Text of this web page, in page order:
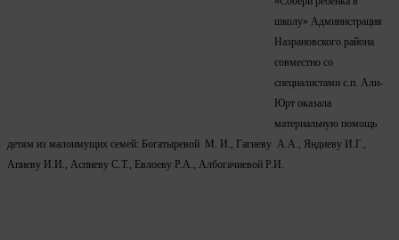
школу» Администрация
Назрановского района
совместно со
специалистами с.п. Али-
Юрт оказала
материальную помощь
детям из малоимущих семей: Богатыревой М. И., Гагиеву А.А., Яндиеву И.Г.,
Апиеву И.И., Аспиеву С.Т., Евлоеву Р.А., Албогачиевой Р.И.